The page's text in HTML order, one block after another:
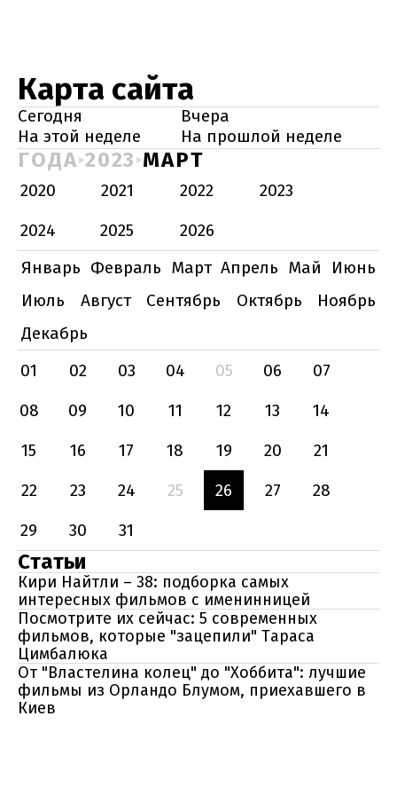
Карта сайта
Сегодня
Вчера
На этой неделе
На прошлой неделе
ГОДА 2023 МАРТ
2020 2021 2022
2023
2024
2025
2026
Январь Февраль Март Апрель Май
Июнь
Июль
Август Сентябрь Октябрь
Ноябрь
Декабрь
01
02 03 04 05 06
07
08
09 10 11 12 13
14
15
16 17 18 19 20
21
22
23 24 25 26 27
28
29
30 31
Статьи
Кири Найтли – 38: подборка самых
интересных фильмов с именинницей
Посмотрите их сейчас: 5 современных
фильмов, которые "зацепили" Тараса
Цимбалюка
От "Властелина колец" до "Хоббита": лучшие
фильмы из Орландо Блумом, приехавшего в
Киев